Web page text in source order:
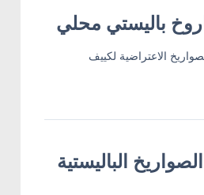
باليستي محلي
الاعتراضية لكييف
الباليستية